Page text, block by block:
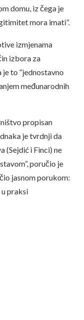
domu, iz čega je
mora imati”.
izmjenama
izbora za
to “jednostavno
međunarodnih
propisan
je tvrdnji da
(Sejdić i Finci) ne
poručio je
jasnom porukom:
u praksi